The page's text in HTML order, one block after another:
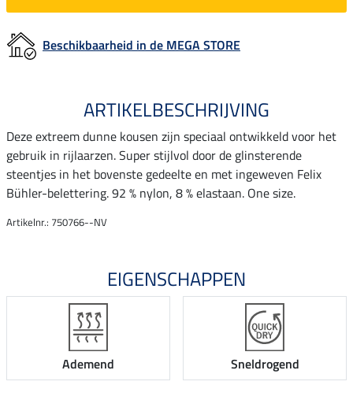
Beschikbaarheid in de MEGA STORE
ARTIKELBESCHRIJVING
Deze extreem dunne kousen zijn speciaal ontwikkeld voor het
gebruik in rijlaarzen. Super stijlvol door de glinsterende
steentjes in het bovenste gedeelte en met ingeweven Felix
Bühler-belettering. 92 % nylon, 8 % elastaan. One size.
Artikelnr.: 750766--NV
EIGENSCHAPPEN
Ademend Sneldrogend